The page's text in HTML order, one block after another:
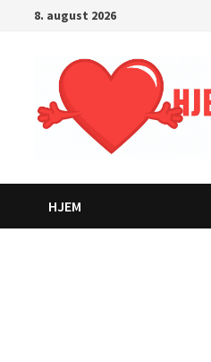
8. august 2026
HJEM